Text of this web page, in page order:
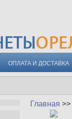
ОПЛАТА И ДОСТАВКА
Главная >>